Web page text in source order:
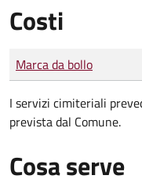
Costi
Tipo di pagamento
Importo
Marca da bollo
I servizi cimiteriali
prevista dal Comune.
Cosa serve